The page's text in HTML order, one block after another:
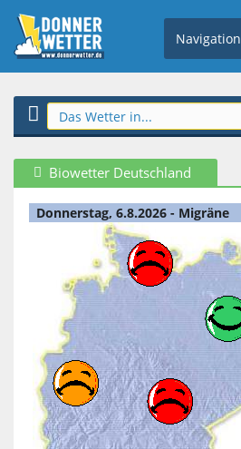
Navigation
Biowetter Deutschland
Donnerstag, 6.8.2026 - Migräne